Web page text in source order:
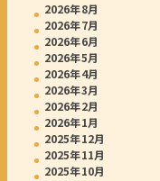
2026年8月
2026年7月
2026年6月
2026年5月
2026年4月
2026年3月
2026年2月
2026年1月
2025年12月
2025年11月
2025年10月